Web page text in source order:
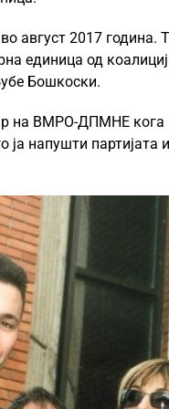
август 2017 година.
единица од
Бошкоски.
на ВМРО-ДПМНЕ кога
ја напушти